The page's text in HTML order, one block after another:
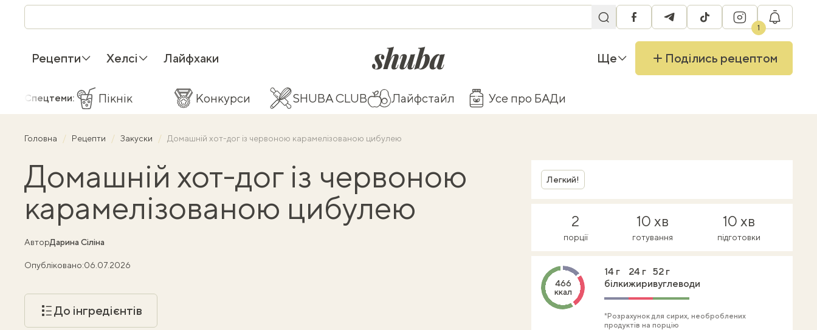
facebooktelegramtiktok instagram
1
Рецепти Хелсі Лайфхаки shuba.life Ще Поділись рецептом
Спецтеми: Пікнік Конкурси SHUBA CLUB Лайфстайл Усе про БАДи
Головна Рецепти Закуски Домашній хот-дог із червоною карамелізованою цибулею
Домашній хот-дог із червоною
карамелізованою цибулею
АвторДарина Сіліна
Опубліковано:06.07.2026
До інгредієнтів
Легкий!
2
порції
10 хв
готування
10 хв
підготовки
466
ккал
14 г
білки
24 г
жири
52 г
вуглеводи
*Розрахунок для сирих, необроблених
продуктів на порцію